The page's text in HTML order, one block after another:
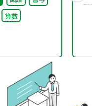
算数